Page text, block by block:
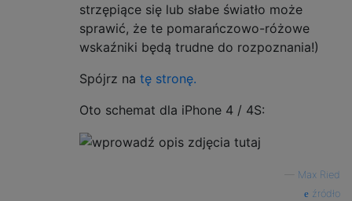
strzępiące się lub słabe światło może
sprawić, że te pomarańczowo-różowe
wskaźniki będą trudne do rozpoznania!)
Spójrz na tę stronę.
Oto schemat dla iPhone 4 / 4S:
Max Ried
źródło